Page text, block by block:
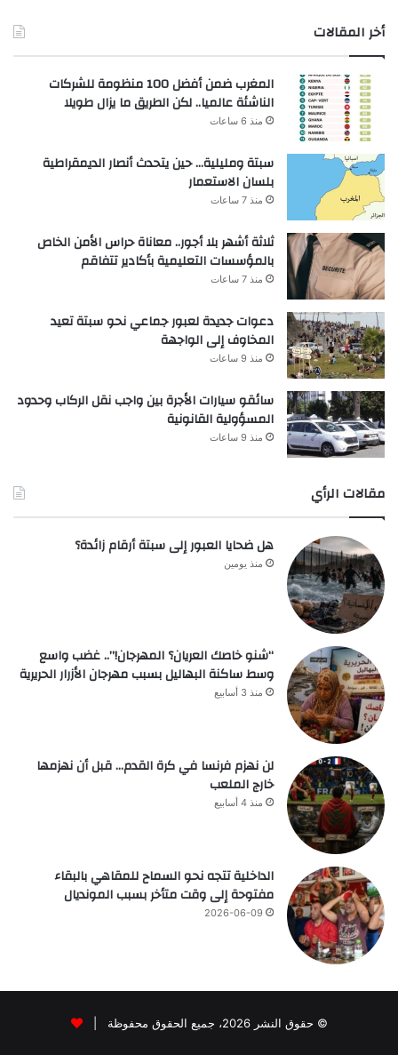
أخر المقالات
المغرب ضمن أفضل 100 منظومة للشركات
الناشئة عالميا.. لكن الطريق ما يزال طويلا
منذ 6 ساعات
سبتة ومليلية… حين يتحدث أنصار الديمقراطية
بلسان الاستعمار
منذ 7 ساعات
ثلاثة أشهر بلا أجور.. معاناة حراس الأمن الخاص
بالمؤسسات التعليمية بأكادير تتفاقم
منذ 7 ساعات
دعوات جديدة لعبور جماعي نحو سبتة تعيد
المخاوف إلى الواجهة
منذ 9 ساعات
سائقو سيارات الأجرة بين واجب نقل الركاب وحدود
المسؤولية القانونية
منذ 9 ساعات
مقالات الرأي
هل ضحايا العبور إلى سبتة أرقام زائدة؟
منذ يومين
“شنو خاصك العريان؟ المهرجان!”.. غضب واسع
وسط ساكنة البهاليل بسبب مهرجان الأزرار الحريرية
منذ 3 أسابيع
لن نهزم فرنسا في كرة القدم… قبل أن نهزمها
خارج الملعب
منذ 4 أسابيع
الداخلية تتجه نحو السماح للمقاهي بالبقاء
مفتوحة إلى وقت متأخر بسبب المونديال
2026-06-09
© حقوق النشر 2026، جميع الحقوق محفوظة |